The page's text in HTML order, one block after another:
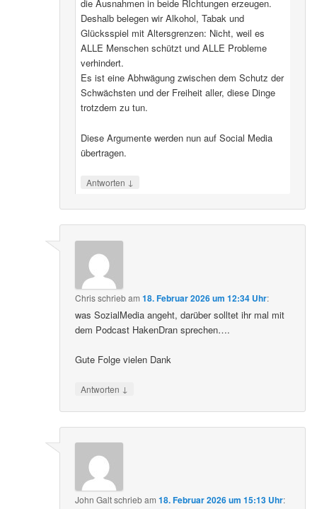
die Ausnahmen in beide RIchtungen erzeugen.
Deshalb belegen wir Alkohol, Tabak und
Glücksspiel mit Altersgrenzen: Nicht, weil es
ALLE Menschen schützt und ALLE Probleme
verhindert.
Es ist eine Abhwägung zwischen dem Schutz der
Schwächsten und der Freiheit aller, diese Dinge
trotzdem zu tun.
Diese Argumente werden nun auf Social Media
übertragen.
Antworten ↓
Chrisschriebam18. Februar 2026 um 12:34 Uhr:
was SozialMedia angeht, darüber solltet ihr mal mit
dem Podcast HakenDran sprechen….
Gute Folge vielen Dank
Antworten ↓
John Galtschriebam18. Februar 2026 um 15:13 Uhr: